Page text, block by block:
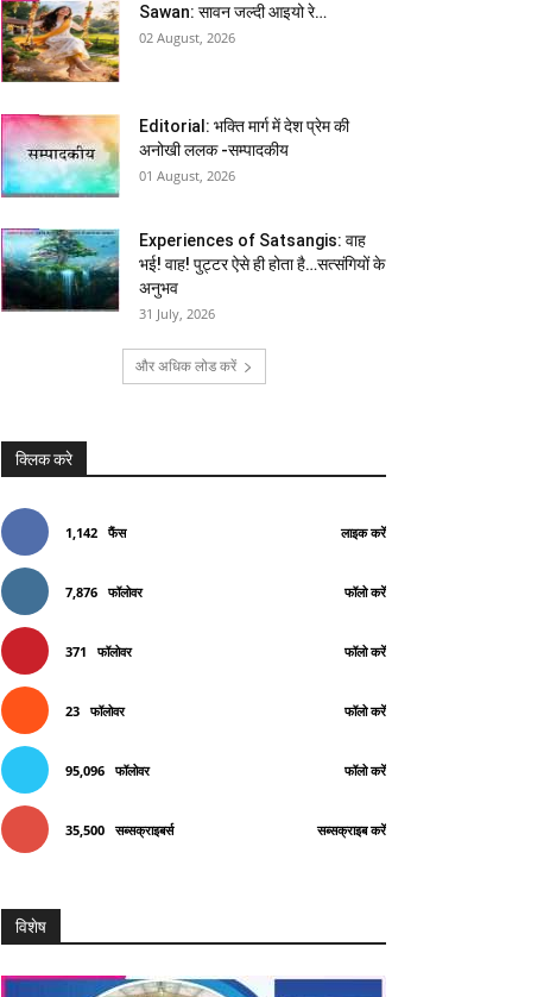
Sawan: सावन जल्दी आइयो रे…
02 August, 2026
Editorial: भक्ति मार्ग में देश प्रेम की
अनोखी ललक -सम्पादकीय
01 August, 2026
Experiences of Satsangis: वाह
भई! वाह! पुट्टर ऐसे ही होता है…सत्संगियों के
अनुभव
31 July, 2026
और अधिक लोड करें
क्लिक करे
1,142 फैंस लाइक करें
7,876 फॉलोवर फॉलो करें
371 फॉलोवर फॉलो करें
23 फॉलोवर फॉलो करें
95,096 फॉलोवर फॉलो करें
35,500 सब्सक्राइबर्स सब्सक्राइब करें
विशेष